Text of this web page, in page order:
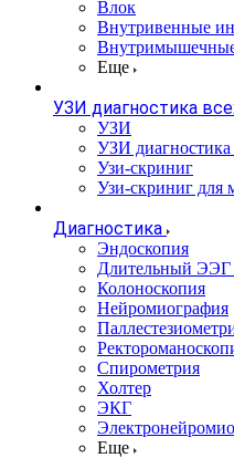
Влок
Внутривенные
Еще
УЗИ диагностика
УЗИ
УЗИ диагностика
Узи-скриниг
Узи-скриниг
Диагностика
Эндоскопия
Длительный ЭЭГ
Колоноскопия
Нейромиография
Спирометрия
Холтер
ЭКГ
Еще